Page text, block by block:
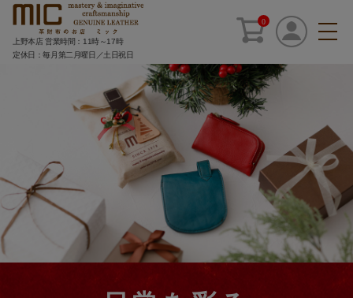
0
上野本店 営業時間：11時～17時
定休日：毎月第二月曜日／土日祝日
HOME> PICK UP>クリスマスフェア